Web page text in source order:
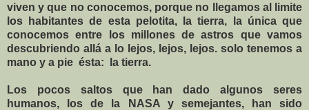
viven y que no conocemos, porque no llegamos al limite
los habitantes de esta pelotita, la tierra, la única que
conocemos entre los millones de astros que vamos
descubriendo allá a lo lejos, lejos, lejos. solo tenemos a
mano y a pie ésta: la tierra.
Los pocos saltos que han dado algunos seres
humanos, los de la NASA y semejantes, han sido